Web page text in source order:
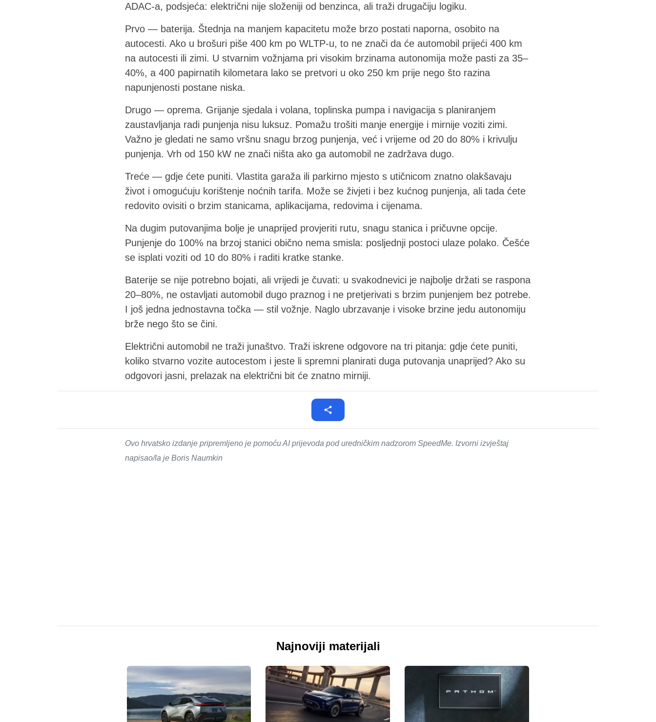
ADAC-a, podsjeća: električni nije složeniji od benzinca, ali traži drugačiju logiku.
Prvo — baterija. Štednja na manjem kapacitetu može brzo postati naporna, osobito na
autocesti. Ako u brošuri piše 400 km po WLTP-u, to ne znači da će automobil prijeći 400 km
na autocesti ili zimi. U stvarnim vožnjama pri visokim brzinama autonomija može pasti za 35–
40%, a 400 papirnatih kilometara lako se pretvori u oko 250 km prije nego što razina
napunjenosti postane niska.
Drugo — oprema. Grijanje sjedala i volana, toplinska pumpa i navigacija s planiranjem
zaustavljanja radi punjenja nisu luksuz. Pomažu trošiti manje energije i mirnije voziti zimi.
Važno je gledati ne samo vršnu snagu brzog punjenja, već i vrijeme od 20 do 80% i krivulju
punjenja. Vrh od 150 kW ne znači ništa ako ga automobil ne zadržava dugo.
Treće — gdje ćete puniti. Vlastita garaža ili parkirno mjesto s utičnicom znatno olakšavaju
život i omogućuju korištenje noćnih tarifa. Može se živjeti i bez kućnog punjenja, ali tada ćete
redovito ovisiti o brzim stanicama, aplikacijama, redovima i cijenama.
Na dugim putovanjima bolje je unaprijed provjeriti rutu, snagu stanica i pričuvne opcije.
Punjenje do 100% na brzoj stanici obično nema smisla: posljednji postoci ulaze polako. Češće
se isplati voziti od 10 do 80% i raditi kratke stanke.
Baterije se nije potrebno bojati, ali vrijedi je čuvati: u svakodnevici je najbolje držati se raspona
20–80%, ne ostavljati automobil dugo praznog i ne pretjerivati s brzim punjenjem bez potrebe.
I još jedna jednostavna točka — stil vožnje. Naglo ubrzavanje i visoke brzine jedu autonomiju
brže nego što se čini.
Električni automobil ne traži junaštvo. Traži iskrene odgovore na tri pitanja: gdje ćete puniti,
koliko stvarno vozite autocestom i jeste li spremni planirati duga putovanja unaprijed? Ako su
odgovori jasni, prelazak na električni bit će znatno mirniji.
Ovo hrvatsko izdanje pripremljeno je pomoću AI prijevoda pod uredničkim nadzorom SpeedMe. Izvorni izvještaj
napisao/la je Boris Naumkin
Najnoviji materijali